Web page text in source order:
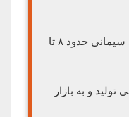
همچنین وزن استاندارد بلوک های سیمانی حدود ۸ تا
و به بازار